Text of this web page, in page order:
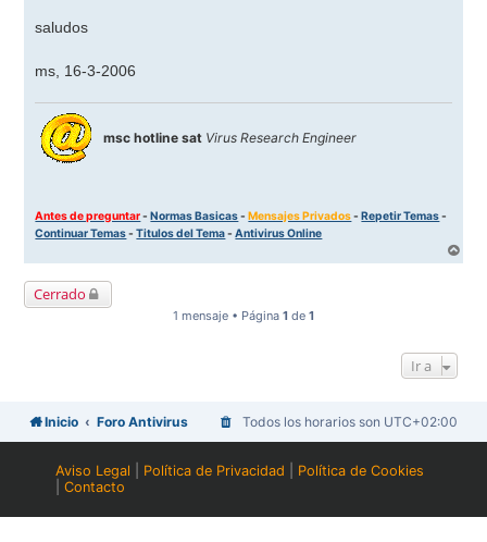
saludos
ms, 16-3-2006
msc hotline sat Virus Research Engineer
Antes de preguntar-Normas Basicas-Mensajes Privados-Repetir Temas-
Continuar Temas-Titulos del Tema-Antivirus Online
r
Cerrado
1 mensaje • Página 1 de 1
Ir a
Inicio Foro Antivirus Todos los horarios son UTC+02:00
Aviso Legal Política de Privacidad
Política de Cookies
|Contacto